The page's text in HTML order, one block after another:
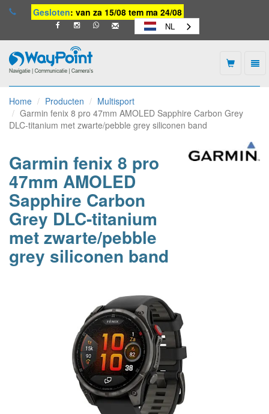
Gesloten: van za 15/08 tem ma 24/08
NL
-
naar
homepage
Home Producten
Multisport
Garmin fenix 8 pro 47mm AMOLED Sapphire Carbon Grey
DLC-titanium met zwarte/pebble grey siliconen band
Garmin fenix 8 pro
47mm AMOLED
Sapphire Carbon
Grey DLC-titanium
met zwarte/pebble
grey siliconen band